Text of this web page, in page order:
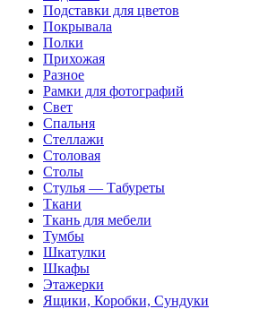
Подставки для цветов
Покрывала
Полки
Прихожая
Разное
Рамки для фотографий
Свет
Спальня
Стеллажи
Столовая
Столы
Стулья — Табуреты
Ткани
Ткань для мебели
Тумбы
Шкатулки
Шкафы
Этажерки
Ящики, Коробки, Сундуки